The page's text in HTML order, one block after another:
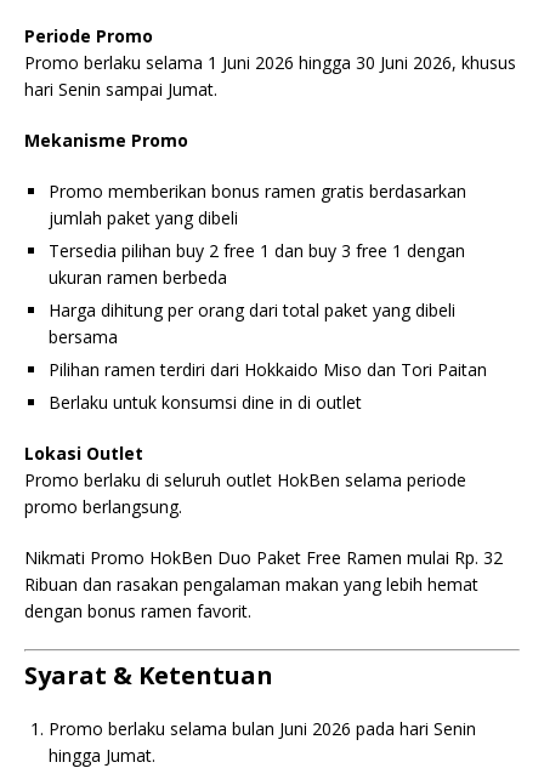
Periode Promo
Promo berlaku selama 1 Juni 2026 hingga 30 Juni 2026, khusus
hari Senin sampai Jumat.
Mekanisme Promo
Promo memberikan bonus ramen gratis berdasarkan
jumlah paket yang dibeli
Tersedia pilihan buy 2 free 1 dan buy 3 free 1 dengan
ukuran ramen berbeda
Harga dihitung per orang dari total paket yang dibeli
bersama
Pilihan ramen terdiri dari Hokkaido Miso dan Tori Paitan
Berlaku untuk konsumsi dine in di outlet
Lokasi Outlet
Promo berlaku di seluruh outlet HokBen selama periode
promo berlangsung.
Nikmati Promo HokBen Duo Paket Free Ramen mulai Rp. 32
Ribuan dan rasakan pengalaman makan yang lebih hemat
dengan bonus ramen favorit.
Syarat & Ketentuan
Promo berlaku selama bulan Juni 2026 pada hari Senin
hingga Jumat.